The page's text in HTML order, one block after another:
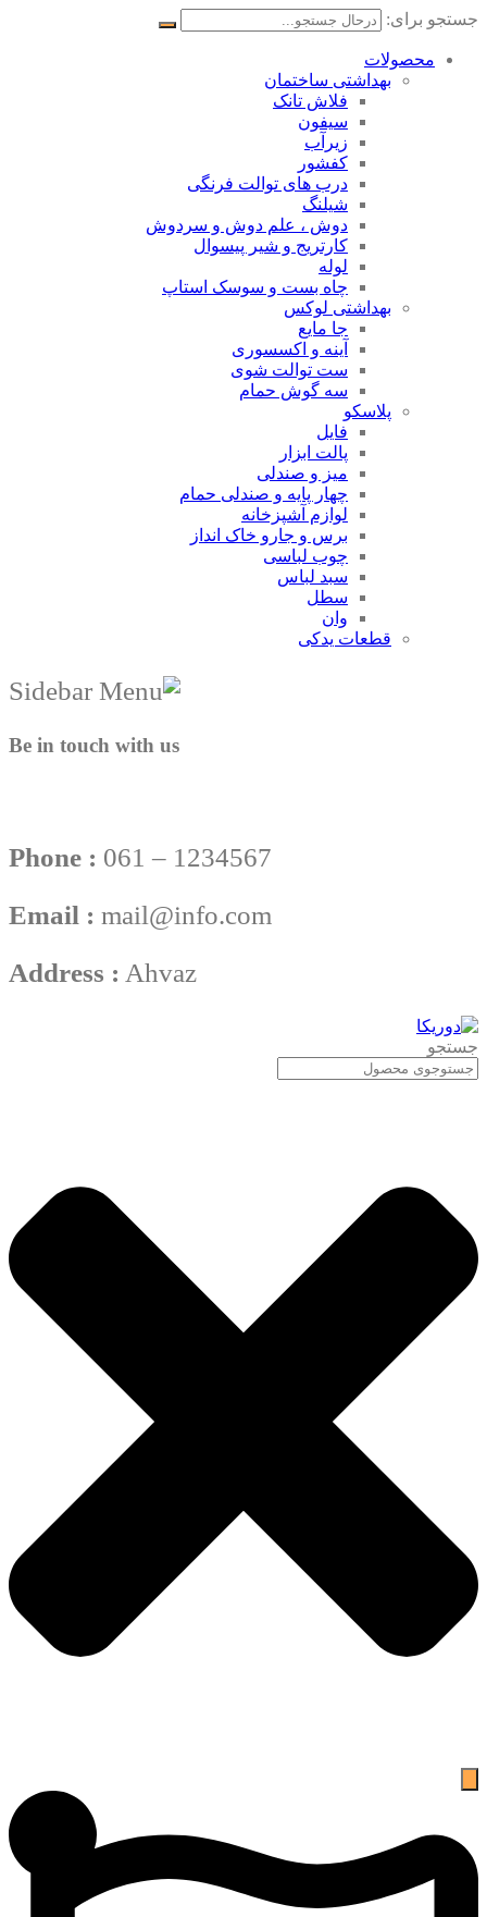
جستجو برای:
محصولات
بهداشتی ساختمان
فلاش تانک
سیفون
زیرآب
کفشور
درب های توالت فرنگی
شیلنگ
دوش ، علم دوش و سردوش
کارتریج و شیر پیسوال
لوله
چاه بست و سوسک استاپ
بهداشتی لوکس
جا مایع
آینه و اکسسوری
ست توالت شوی
سه گوش حمام
پلاسکو
فایل
پالت ابزار
میز و صندلی
چهار پایه و صندلی حمام
لوازم آشپزخانه
برس و جارو خاک انداز
چوب لباسی
سبد لباس
سطل
وان
قطعات یدکی
Be in touch with us
Phone : 061 – 1234567
Email : mail@info.com
Address : Ahvaz
جستجو